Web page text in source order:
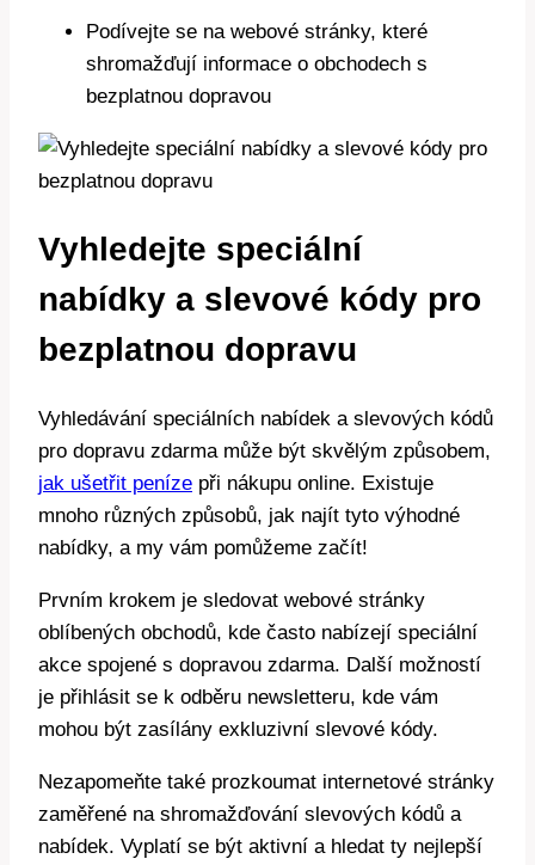
Podívejte se na webové stránky, které
shromažďují informace o obchodech s
bezplatnou dopravou
Vyhledejte speciální
nabídky a slevové kódy pro
bezplatnou dopravu
Vyhledávání speciálních nabídek a slevových kódů
pro dopravu zdarma může být skvělým způsobem,
jak ušetřit peníze při nákupu online. Existuje
mnoho různých způsobů, jak najít tyto výhodné
nabídky, a my vám pomůžeme začít!
Prvním krokem je sledovat webové stránky
oblíbených obchodů, kde často nabízejí speciální
akce spojené s dopravou zdarma. Další možností
je přihlásit se k odběru newsletteru, kde vám
mohou být zasílány exkluzivní slevové kódy.
Nezapomeňte také prozkoumat internetové stránky
zaměřené na shromažďování slevových kódů a
nabídek. Vyplatí se být aktivní a hledat ty nejlepší